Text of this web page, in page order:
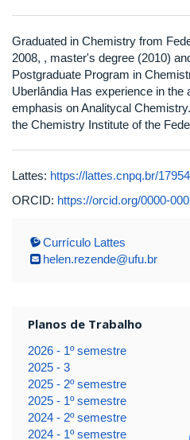
Graduated in Chemistry from
2008, , master's degree (2010)
Postgraduate Program in
Uberlândia Has experience in the
emphasis on Analitycal
the Chemistry Institute of the
Lattes: https://lattes.cnpq.br/
ORCID: https://orcid.org/0000-
Currículo Lattes
helen.rezende@ufu.br
Planos de Trabalho
2026 - 1º semestre
2025 - 3
2025 - 2º semestre
2025 - 1º semestre
2024 - 2º semestre
2024 - 1º semestre